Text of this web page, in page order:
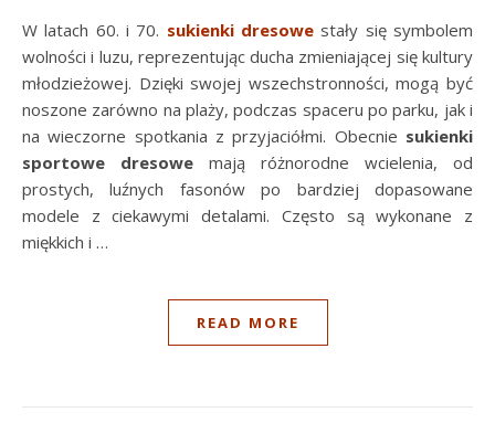
W latach 60. i 70. sukienki dresowe stały się symbolem
wolności i luzu, reprezentując ducha zmieniającej się kultury
młodzieżowej. Dzięki swojej wszechstronności, mogą być
noszone zarówno na plaży, podczas spaceru po parku, jak i
na wieczorne spotkania z przyjaciółmi. Obecnie sukienki
sportowe dresowe mają różnorodne wcielenia, od
prostych, luźnych fasonów po bardziej dopasowane
modele z ciekawymi detalami. Często są wykonane z
miękkich i …
READ MORE